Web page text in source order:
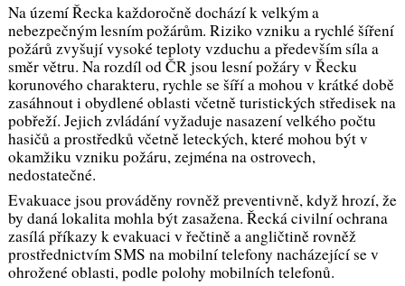
Na území Řecka každoročně dochází k velkým a
nebezpečným lesním požárům. Riziko vzniku a rychlé šíření
požárů zvyšují vysoké teploty vzduchu a především síla a
směr větru. Na rozdíl od ČR jsou lesní požáry v Řecku
korunového charakteru, rychle se šíří a mohou v krátké době
zasáhnout i obydlené oblasti včetně turistických středisek na
pobřeží. Jejich zvládání vyžaduje nasazení velkého počtu
hasičů a prostředků včetně leteckých, které mohou být v
okamžiku vzniku požáru, zejména na ostrovech,
nedostatečné.
Evakuace jsou prováděny rovněž preventivně, když hrozí, že
by daná lokalita mohla být zasažena. Řecká civilní ochrana
zasílá příkazy k evakuaci v řečtině a angličtině rovněž
prostřednictvím SMS na mobilní telefony nacházející se v
ohrožené oblasti, podle polohy mobilních telefonů.